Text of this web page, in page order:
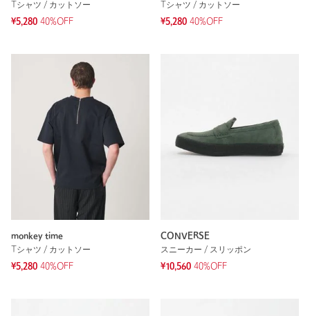
Tシャツ / カットソー
¥5,280 40%OFF
Tシャツ / カットソー
¥5,280 40%OFF
monkey time
Tシャツ / カットソー
¥5,280 40%OFF
CONVERSE
スニーカー / スリッポン
¥10,560 40%OFF